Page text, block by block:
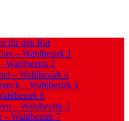
für den Rat
– Wahlbezirk 1
Wahlbezirk 2
– Wahlbezirk 4
– Wahlbezirk 5
6
– Wahlbezirk 3
– Wahlbezirk 7